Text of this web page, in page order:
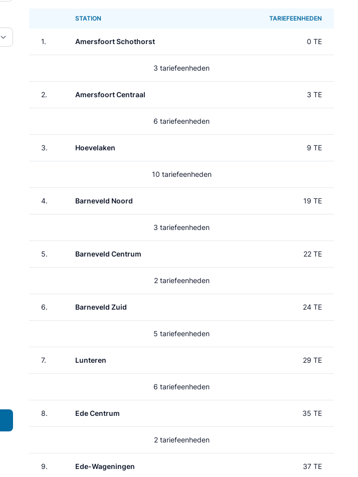
STATION TARIEFEENHEDEN
1. Amersfoort Schothorst 0 TE
3 tariefeenheden
2. Amersfoort Centraal 3 TE
6 tariefeenheden
3. Hoevelaken 9 TE
10 tariefeenheden
4. Barneveld Noord 19 TE
3 tariefeenheden
5. Barneveld Centrum 22 TE
2 tariefeenheden
6. Barneveld Zuid 24 TE
5 tariefeenheden
7. Lunteren 29 TE
6 tariefeenheden
8. Ede Centrum 35 TE
2 tariefeenheden
9. Ede-Wageningen 37 TE